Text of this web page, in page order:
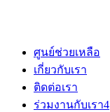
ศูนย์ช่วยเหลือ
เกี่ยวกับเรา
ติดต่อเรา
ร่วมงานกับเรา4